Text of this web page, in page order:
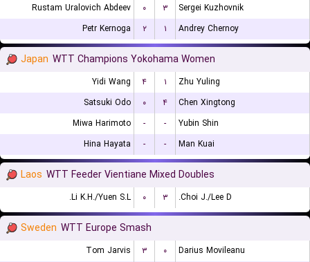
Rustam Uralovich Abdeev
۰ ۳
Sergei Kuzhovnik
Petr Kernoga
۲ ۱ Andrey Chernoy
Japan WTT Champions Yokohama Women
Yidi Wang ۴ ۱
Zhu Yuling
Satsuki Odo
۰ ۴
Chen Xingtong
Miwa Harimoto
- -
Yubin Shin
Hina Hayata
- - Man Kuai
Laos WTT Feeder Vientiane Mixed Doubles
Li K.H./Yuen S.L. ۰ ۳ Choi J./Lee D.
Sweden WTT Europe Smash
Tom Jarvis ۳ ۰
Darius Movileanu